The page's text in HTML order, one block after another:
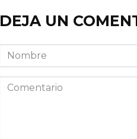
DEJA UN
Nombre
Comentario